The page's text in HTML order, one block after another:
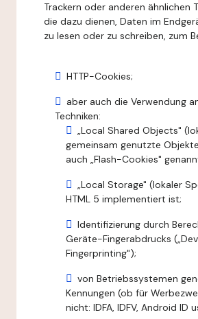
Trackern oder anderen ähnlichen
die dazu dienen, Daten im
zu lesen oder zu schreiben, zum
HTTP-Cookies;
aber auch die Verwendung
Techniken:
„Local Shared Objects"
gemeinsam genutzte
auch „Flash-Cookies"
„Local Storage" (lokaler
HTML 5 implementiert ist;
Identifizierung durch
Geräte-Fingerabdrucks
Fingerprinting");
von Betriebssystemen
Kennungen (ob für
nicht: IDFA, IDFV, Android ID